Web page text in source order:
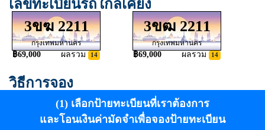
เลขทะเบียนรถใกล้เคียง
3ขฆ 2211
กรุงเทพมหานคร
฿69,000 ผลรวม 14
3ขฒ 2211
กรุงเทพมหานคร
฿69,000 ผลรวม 14
วิธีการจอง
(1) เลือกป้ายทะเบียนที่เราต้องการ
และโอนเงินค่ามัดจำเพื่อจองป้ายทะเบียน